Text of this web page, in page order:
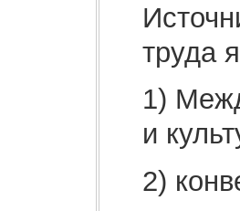
труда
1)
и
2)